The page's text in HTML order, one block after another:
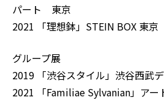
パート 東京
2021 「理想鉢」STEIN BOX 東京
グループ展
2019 「渋谷スタイル」渋谷西武
2021 「Familiae Sylvanian」ア